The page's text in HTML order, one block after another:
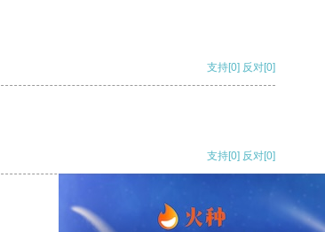
支持[0] 反对[0]
支持[0] 反对[0]